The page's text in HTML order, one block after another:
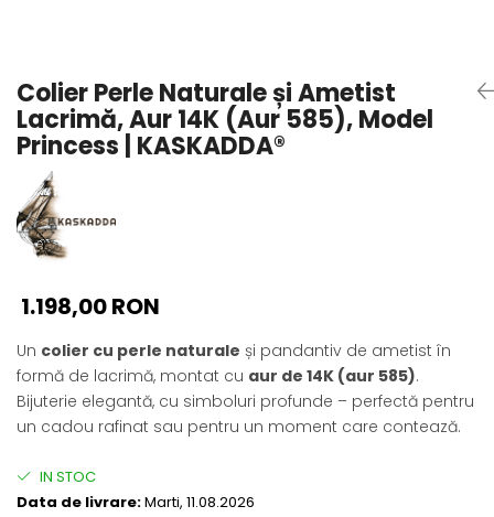
Pandantive cu Perle
Brose cu Perle
Colier Perle Naturale și Ametist
Lacrimă, Aur 14K (Aur 585), Model
Princess | KASKADDA®
1.198,00 RON
Un colier cu perle naturale și pandantiv de ametist în
formă de lacrimă, montat cu aur de 14K (aur 585).
Bijuterie elegantă, cu simboluri profunde – perfectă pentru
un cadou rafinat sau pentru un moment care contează.
IN STOC
Data de livrare:Marti, 11.08.2026